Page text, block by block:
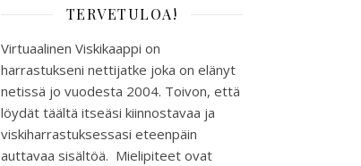
TERVETULOA!
Virtuaalinen Viskikaappi on
harrastukseni nettijatke joka on elänyt
netissä jo vuodesta 2004. Toivon, että
löydät täältä itseäsi kiinnostavaa ja
viskiharrastuksessasi eteenpäin
auttavaa sisältöä. Mielipiteet ovat